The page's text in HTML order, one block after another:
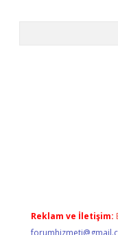
Reklam ve İletişim: